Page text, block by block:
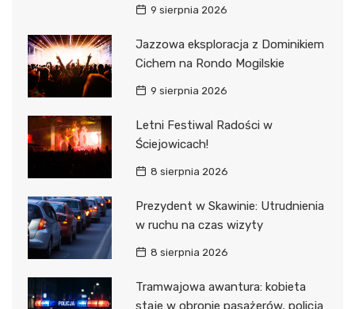
9 sierpnia 2026
Jazzowa eksploracja z Dominikiem
Cichem na Rondo Mogilskie
9 sierpnia 2026
Letni Festiwal Radości w
Ściejowicach!
8 sierpnia 2026
Prezydent w Skawinie: Utrudnienia
w ruchu na czas wizyty
8 sierpnia 2026
Tramwajowa awantura: kobieta
staje w obronie pasażerów, policja